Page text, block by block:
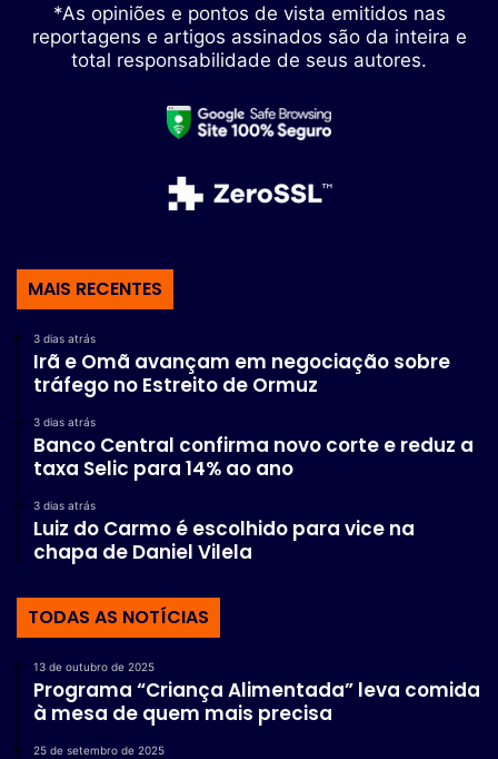
*As opiniões e pontos de vista emitidos nas
reportagens e artigos assinados são da inteira e
total responsabilidade de seus autores.
MAIS RECENTES
3 dias atrás
Irã e Omã avançam em negociação sobre
tráfego no Estreito de Ormuz
3 dias atrás
Banco Central confirma novo corte e reduz a
taxa Selic para 14% ao ano
3 dias atrás
Luiz do Carmo é escolhido para vice na
chapa de Daniel Vilela
TODAS AS NOTÍCIAS
13 de outubro de 2025
Programa “Criança Alimentada” leva comida
à mesa de quem mais precisa
25 de setembro de 2025